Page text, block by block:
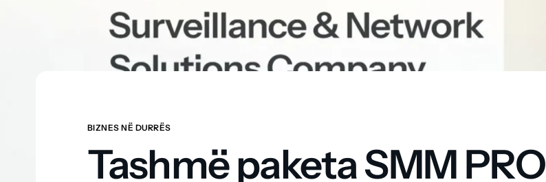
BIZNES NË DURRËS
Tashmë paketa SMM PRO